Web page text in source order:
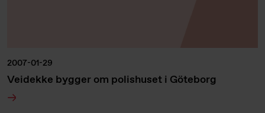
2007-01-29
Veidekke bygger om polishuset i Göteborg